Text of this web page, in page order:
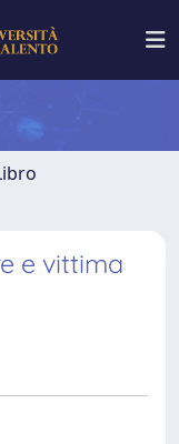
e vittima